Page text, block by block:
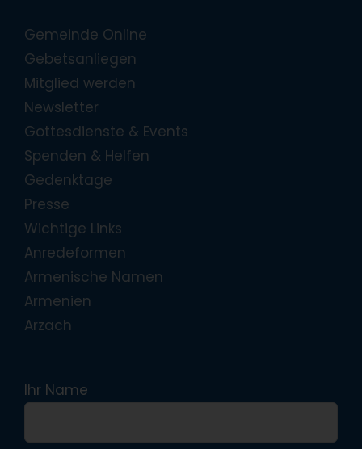
Gemeinde Online
Gebetsanliegen
Mitglied werden
Newsletter
Gottesdienste & Events
Spenden & Helfen
Gedenktage
Presse
Wichtige Links
Anredeformen
Armenische Namen
Armenien
Arzach
Ihr Name